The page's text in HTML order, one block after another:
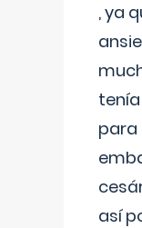
, ya
para
así